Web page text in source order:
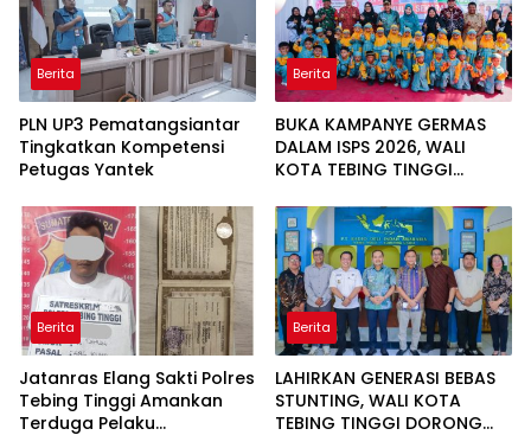
Berita
PLN UP3 Pematangsiantar
Tingkatkan Kompetensi
Petugas Yantek
Berita
BUKA KAMPANYE GERMAS
DALAM ISPS 2026, WALI
KOTA TEBING TINGGI
STUNTING
Berita
Jatanras Elang Sakti Polres
Tebing Tinggi Amankan
Terduga Pelaku
Berita
LAHIRKAN GENERASI BEBAS
STUNTING, WALI KOTA
TEBING TINGGI DORONG